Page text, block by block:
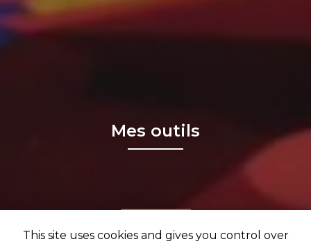
Mes outils
This site uses cookies and gives you control over